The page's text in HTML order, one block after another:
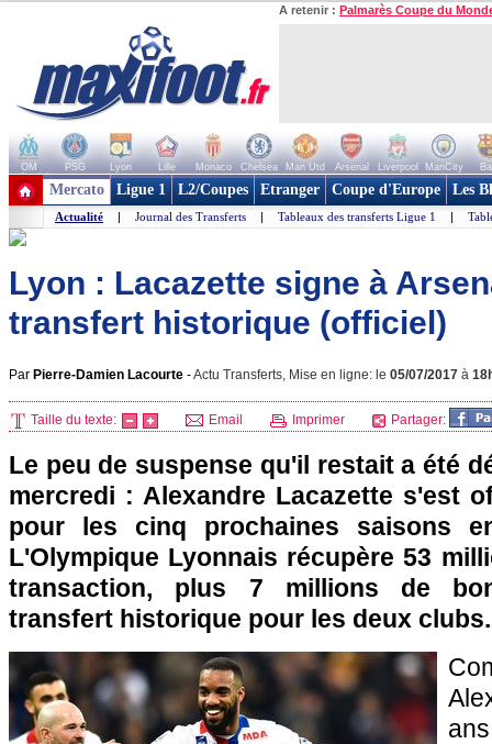
A retenir : Palmarès Coupe du
OM PSG Lyon Lille Monaco Chelsea Man Utd Arsenal Liverpool ManCity
+ de clubs
Mercato Ligue 1 L2/Coupes Etranger Coupe d'Europe Les
Actualité | Journal des Transferts | Tableaux des transferts Ligue 1 |
Lyon : Lacazette signe à
transfert historique (officiel)
Par Pierre-Damien Lacourte -Actu Transferts, Mise en ligne: le 05/07/2017 à
Taille du texte: Email Imprimer Partager:
Le peu de suspense qu'il restait a été
mercredi : Alexandre Lacazette s'est
pour les cinq prochaines saisons
L'Olympique Lyonnais récupère 53
transaction, plus 7 millions de
transfert historique pour les deux clubs.